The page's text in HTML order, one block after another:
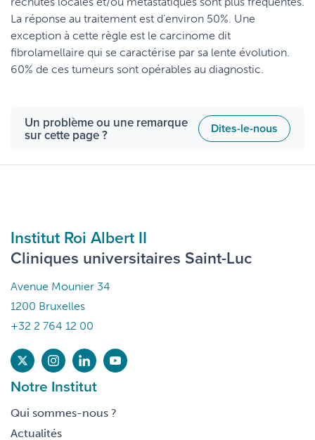
La réponse au traitement est d’environ 50%. Une
exception à cette règle est le carcinome dit
fibrolamellaire qui se caractérise par sa lente évolution.
60% de ces tumeurs sont opérables au diagnostic.
Un problème ou une remarque
sur cette page ? Dites-le-nous
Institut Roi Albert II
Cliniques universitaires Saint-Luc
Avenue Mounier 34
1200 Bruxelles
+32 2 764 12 00
Notre Institut
Qui sommes-nous ?
Actualités